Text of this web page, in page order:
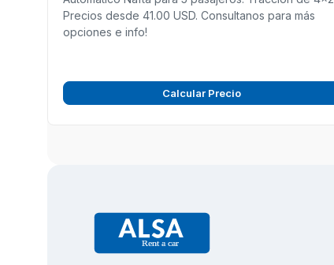
Precios desde 41.00 USD. Consultanos para más
opciones e info!
Calcular Precio